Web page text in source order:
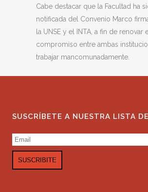
Cabe destacar que la Facultad ha
notificada del Convenio Marco
la UNSE y el INTA, a fin de renovar
compromiso entre ambas
trabajar mancomunadamente.
SUSCRÍBETE A NUESTRA LISTA